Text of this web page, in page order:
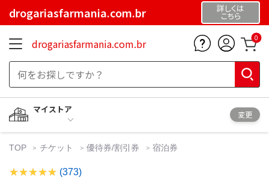
drogariasfarmania.com.br 詳しくは
こちら
drogariasfarmania.com.br 0
マイストア
変更
TOP チケット 優待券/割引券 宿泊券
(373)